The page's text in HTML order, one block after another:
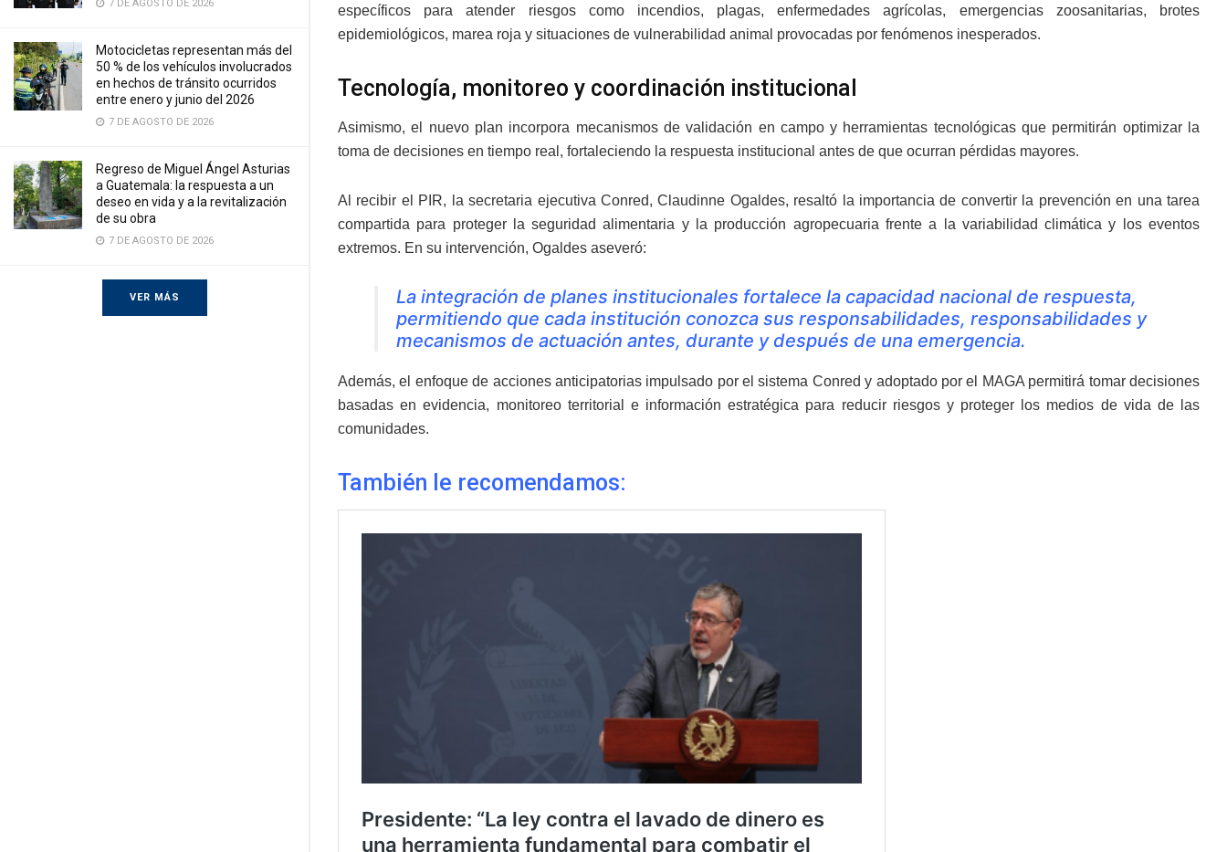
7 DE AGOSTO DE 2026
Motocicletas representan más del
50 % de los vehículos involucrados
en hechos de tránsito ocurridos
entre enero y junio del 2026
7 DE AGOSTO DE 2026
Regreso de Miguel Ángel Asturias
a Guatemala: la respuesta a un
deseo en vida y a la revitalización
de su obra
7 DE AGOSTO DE 2026
VER MÁS
específicos para atender riesgos como incendios, plagas, enfermedades agrícolas, emergencias zoosanitarias, brotes
epidemiológicos, marea roja y situaciones de vulnerabilidad animal provocadas por fenómenos inesperados.
Tecnología, monitoreo y coordinación institucional
Asimismo, el nuevo plan incorpora mecanismos de validación en campo y herramientas tecnológicas que permitirán optimizar la
toma de decisiones en tiempo real, fortaleciendo la respuesta institucional antes de que ocurran pérdidas mayores.
Al recibir el PIR, la secretaria ejecutiva Conred, Claudinne Ogaldes, resaltó la importancia de convertir la prevención en una tarea
compartida para proteger la seguridad alimentaria y la producción agropecuaria frente a la variabilidad climática y los eventos
extremos. En su intervención, Ogaldes aseveró:
La integración de planes institucionales fortalece la capacidad nacional de respuesta,
permitiendo que cada institución conozca sus responsabilidades, responsabilidades y
mecanismos de actuación antes, durante y después de una emergencia.
Además, el enfoque de acciones anticipatorias impulsado por el sistema Conred y adoptado por el MAGA permitirá tomar decisiones
basadas en evidencia, monitoreo territorial e información estratégica para reducir riesgos y proteger los medios de vida de las
comunidades.
También le recomendamos: